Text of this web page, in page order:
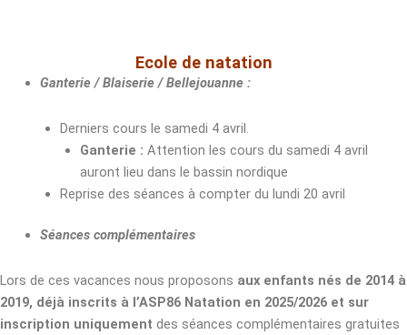
Ecole de natation
Ganterie / Blaiserie / Bellejouanne :
Derniers cours le samedi 4 avril.
Ganterie : Attention les cours du samedi 4 avril
auront lieu dans le bassin nordique
Reprise des séances à compter du lundi 20 avril
Séances complémentaires
Lors de ces vacances nous proposons aux enfants nés de 2014 à
2019, déjà inscrits à l’ASP86 Natation en 2025/2026 et sur
inscription uniquement des séances complémentaires gratuites